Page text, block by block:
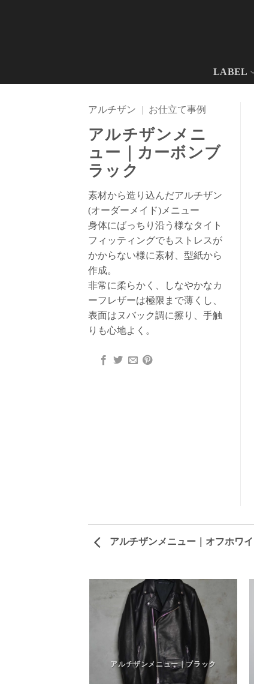
LABEL
アルチザン | お仕立て事例
アルチザンメニ
ュー｜カーボンブ
ラック
素材から造り込んだアルチザン
(オーダーメイド)メニュー
身体にばっちり沿う様なタイト
フィッティングでもストレスが
かからない様に素材、型紙から
作成。
非常に柔らかく、しなやかなカ
ーフレザーは極限まで薄くし、
表面はヌバック調に擦り、手触
りも心地よく。
アルチザンメニュー｜オフホワイ
アルチザンメニュー｜ブラック